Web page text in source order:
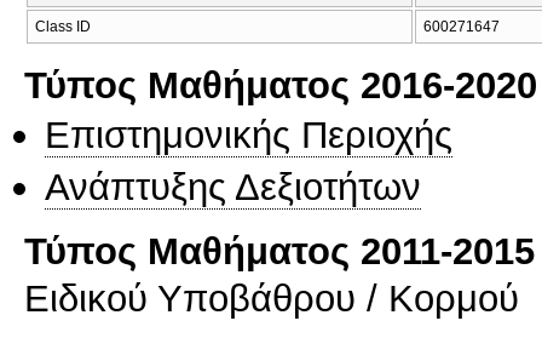
Class ID 600271647
Τύπος Μαθήματος 2016-2020
Επιστημονικής Περιοχής
Ανάπτυξης Δεξιοτήτων
Τύπος Μαθήματος 2011-2015
Ειδικού Υποβάθρου / Κορμού